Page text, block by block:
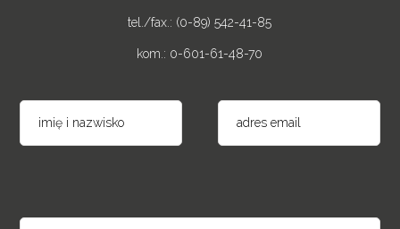
tel./fax.: (0-89) 542-41-85
kom.: 0-601-61-48-70